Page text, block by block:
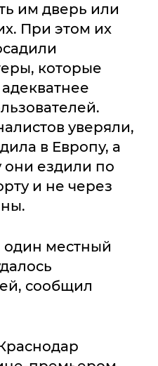
им дверь или
При этом их
которые
уверяли,
в Европу, а
они ездили по
и не через
один местный
сообщил